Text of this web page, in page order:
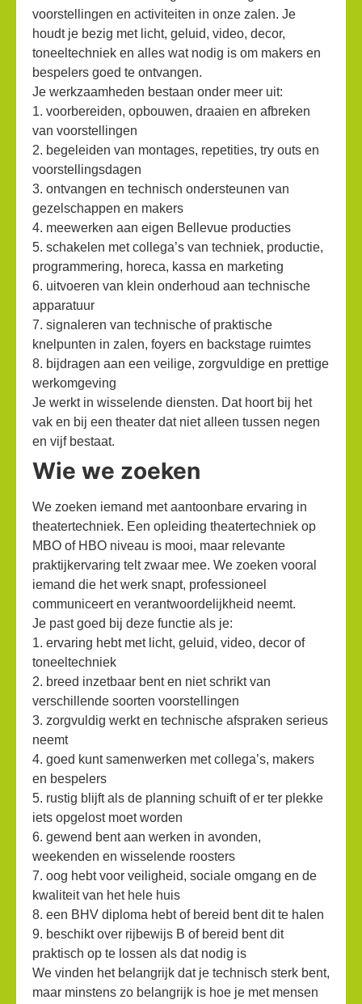
voorstellingen en activiteiten in onze zalen. Je
houdt je bezig met licht, geluid, video, decor,
toneeltechniek en alles wat nodig is om makers en
bespelers goed te ontvangen.
Je werkzaamheden bestaan onder meer uit:
1. voorbereiden, opbouwen, draaien en afbreken
van voorstellingen
2. begeleiden van montages, repetities, try outs en
voorstellingsdagen
3. ontvangen en technisch ondersteunen van
gezelschappen en makers
4. meewerken aan eigen Bellevue producties
5. schakelen met collega’s van techniek, productie,
programmering, horeca, kassa en marketing
6. uitvoeren van klein onderhoud aan technische
apparatuur
7. signaleren van technische of praktische
knelpunten in zalen, foyers en backstage ruimtes
8. bijdragen aan een veilige, zorgvuldige en prettige
werkomgeving
Je werkt in wisselende diensten. Dat hoort bij het
vak en bij een theater dat niet alleen tussen negen
en vijf bestaat.
Wie we zoeken
We zoeken iemand met aantoonbare ervaring in
theatertechniek. Een opleiding theatertechniek op
MBO of HBO niveau is mooi, maar relevante
praktijkervaring telt zwaar mee. We zoeken vooral
iemand die het werk snapt, professioneel
communiceert en verantwoordelijkheid neemt.
Je past goed bij deze functie als je:
1. ervaring hebt met licht, geluid, video, decor of
toneeltechniek
2. breed inzetbaar bent en niet schrikt van
verschillende soorten voorstellingen
3. zorgvuldig werkt en technische afspraken serieus
neemt
4. goed kunt samenwerken met collega’s, makers
en bespelers
5. rustig blijft als de planning schuift of er ter plekke
iets opgelost moet worden
6. gewend bent aan werken in avonden,
weekenden en wisselende roosters
7. oog hebt voor veiligheid, sociale omgang en de
kwaliteit van het hele huis
8. een BHV diploma hebt of bereid bent dit te halen
9. beschikt over rijbewijs B of bereid bent dit
praktisch op te lossen als dat nodig is
We vinden het belangrijk dat je technisch sterk bent,
maar minstens zo belangrijk is hoe je met mensen